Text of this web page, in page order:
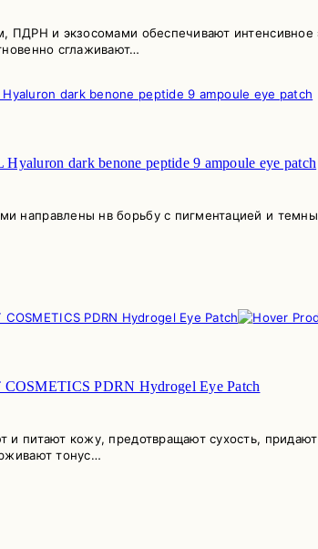
ПДРН и экзосомами обеспечивают
сглаживают…
dark benone peptide 9 ampoule eye patch
направлены нв борьбу с пигментацией и
PDRN Hydrogel Eye Patch
и питают кожу, предотвращают сухость,
тонус…